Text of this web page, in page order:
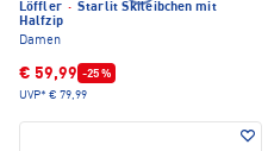
Löffler · Starlit Skileibchen mit
Halfzip
Damen
€ 59,99 -25 %
UVP* € 79,99